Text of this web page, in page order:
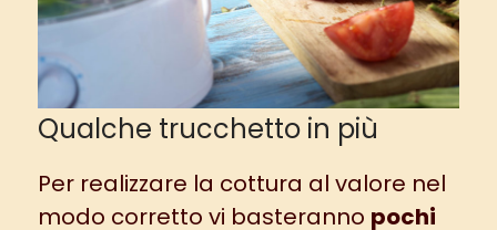
Qualche trucchetto in più
Per realizzare la cottura al valore nel
modo corretto vi basteranno pochi